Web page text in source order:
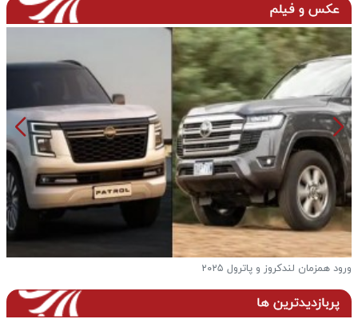
عکس و فیلم
ورود همزمان لندکروز و پاترول ۲۰۲۵
پربازدیدترین ها